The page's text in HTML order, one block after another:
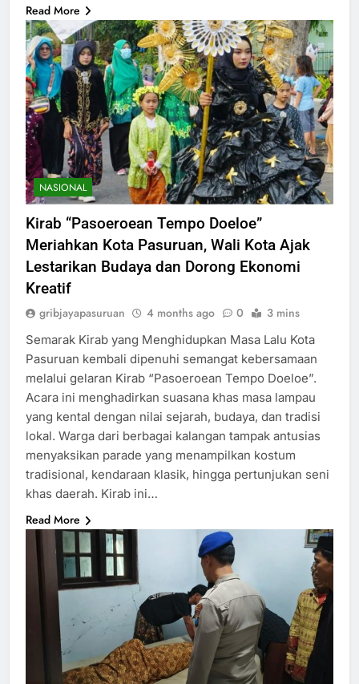
Read More
NASIONAL
Kirab “Pasoeroean Tempo Doeloe”
Meriahkan Kota Pasuruan, Wali Kota Ajak
Lestarikan Budaya dan Dorong Ekonomi
Kreatif
gribjayapasuruan 4 months ago 0 3 mins
Semarak Kirab yang Menghidupkan Masa Lalu Kota
Pasuruan kembali dipenuhi semangat kebersamaan
melalui gelaran Kirab “Pasoeroean Tempo Doeloe”.
Acara ini menghadirkan suasana khas masa lampau
yang kental dengan nilai sejarah, budaya, dan tradisi
lokal. Warga dari berbagai kalangan tampak antusias
menyaksikan parade yang menampilkan kostum
tradisional, kendaraan klasik, hingga pertunjukan seni
khas daerah. Kirab ini…
Read More